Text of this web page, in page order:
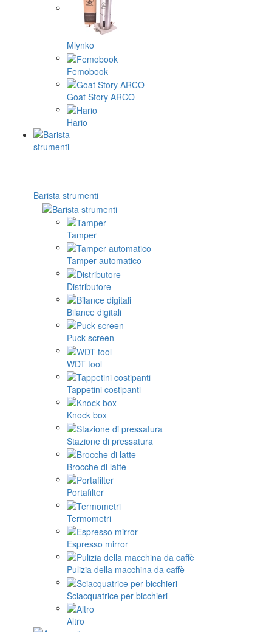
Mlynko
Femobook
Goat Story ARCO
Hario
Barista strumenti
Tamper
Tamper automatico
Distributore
Bilance digitali
Puck screen
WDT tool
Tappetini costipanti
Knock box
Stazione di pressatura
Brocche di latte
Portafilter
Termometri
Espresso mirror
Pulizia della macchina da caffè
Sciacquatrice per bicchieri
Altro